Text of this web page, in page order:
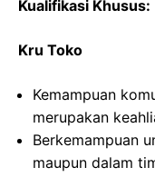
Kualifikasi Khusus:
Kru Toko
Kemampuan
merupakan
Berkemampuan
maupun dalam